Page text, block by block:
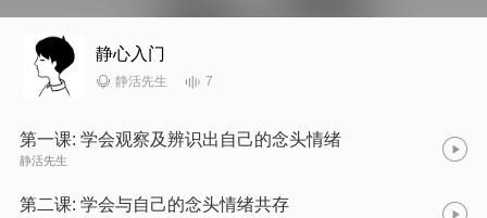
静心入门
静活先生 7
第一课: 学会观察及辨识出自己的念头情绪
静活先生
第二课: 学会与自己的念头情绪共存